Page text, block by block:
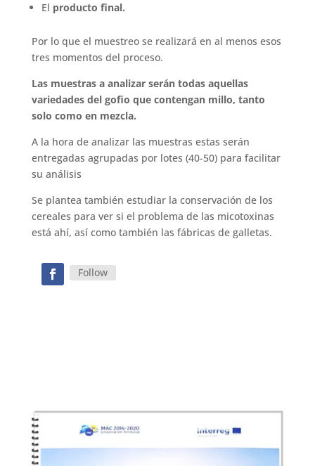
El producto final.
Por lo que el muestreo se realizará en al menos esos
tres momentos del proceso.
Las muestras a analizar serán todas aquellas
variedades del gofio que contengan millo, tanto
solo como en mezcla.
A la hora de analizar las muestras estas serán
entregadas agrupadas por lotes (40-50) para facilitar
su análisis
Se plantea también estudiar la conservación de los
cereales para ver si el problema de las micotoxinas
está ahí, así como también las fábricas de galletas.
Follow